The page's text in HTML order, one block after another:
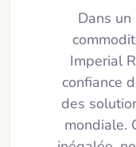
Dans
Imperial
confiance
des
mondiale.